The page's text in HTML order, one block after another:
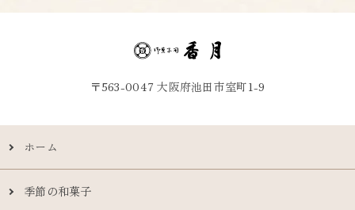
〒563-0047 大阪府池田市室町1-9
ホーム
季節の和菓子